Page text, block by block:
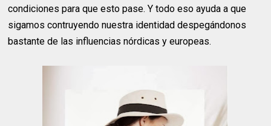
condiciones para que esto pase. Y todo eso ayuda a que
sigamos contruyendo nuestra identidad despegándonos
bastante de las influencias nórdicas y europeas.